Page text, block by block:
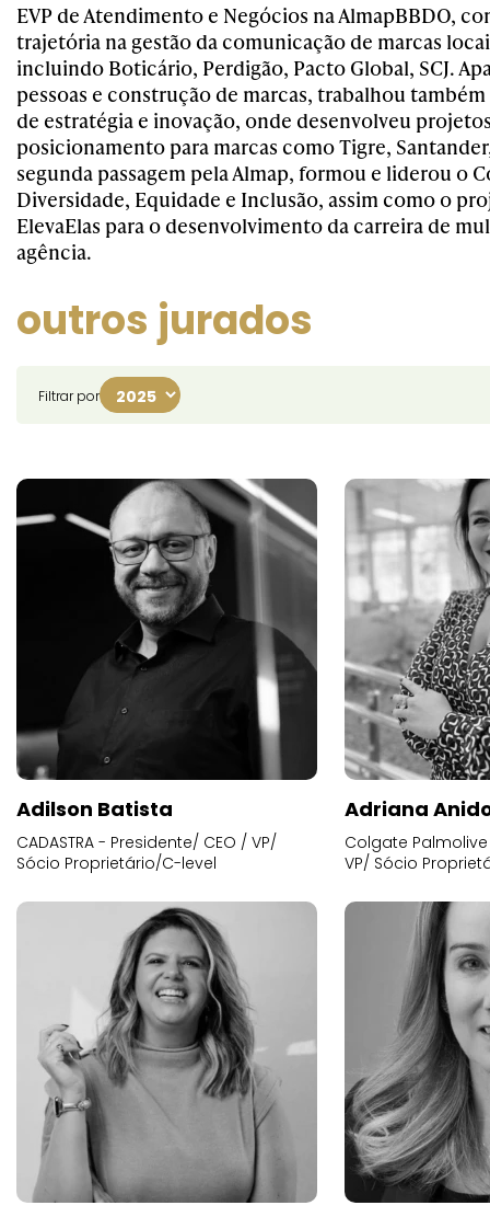
EVP de Atendimento e Negócios na AlmapBBDO,
trajetória na gestão da comunicação de marcas
incluindo Boticário, Perdigão, Pacto Global, SCJ.
pessoas e construção de marcas, trabalhou
de estratégia e inovação, onde desenvolveu
posicionamento para marcas como Tigre,
segunda passagem pela Almap, formou e liderou o
Diversidade, Equidade e Inclusão, assim como o
ElevaElas para o desenvolvimento da carreira de
agência.
outros jurados
Filtrar por
Adilson Batista
CADASTRA - Presidente/ CEO / VP/
Sócio Proprietário/C-level
Adriana
Colgate
VP/ Sócio